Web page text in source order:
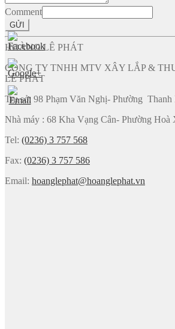
Comment
GỬI
HOÀNG LÊ PHÁT
CÔNG TY TNHH MTV XÂY LẮP &
LÊ PHÁT
Trụ sở: 98 Phạm Văn Nghị- Phường
Nhà máy : 68 Kha Vạng Cân- Phường Hoà
Tel: (0236) 3 757 568
Fax: (0236) 3 757 586
Email: hoanglephat@hoanglephat.vn